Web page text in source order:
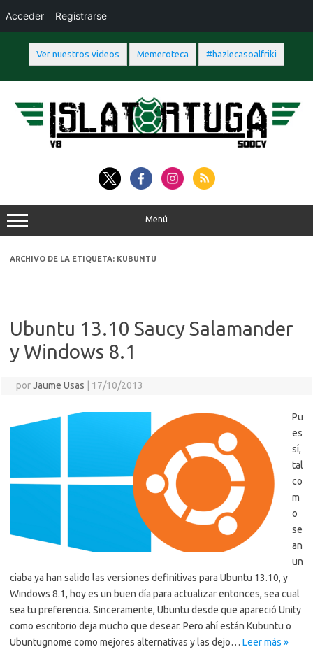
Ver nuestros videos Memeroteca #hazlecasoalfriki
Acceder Registrarse
contenido
Menú
ARCHIVO DE LA ETIQUETA: KUBUNTU
Ubuntu 13.10 Saucy Salamander
y Windows 8.1
porJaume Usas 17/10/2013
Pu
es
sí,
tal
co
m
o
se
an
un
ciaba ya han salido las versiones definitivas para Ubuntu 13.10, y
Windows 8.1, hoy es un buen día para actualizar entonces, sea cual
sea tu preferencia. Sinceramente, Ubuntu desde que apareció Unity
como escritorio deja mucho que desear. Pero ahí están Kubuntu o
Ubuntugnome como mejores alternativas y las dejo… Leer más »